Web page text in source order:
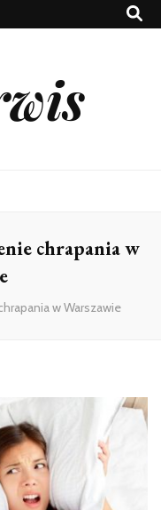
chrapania w
w Warszawie